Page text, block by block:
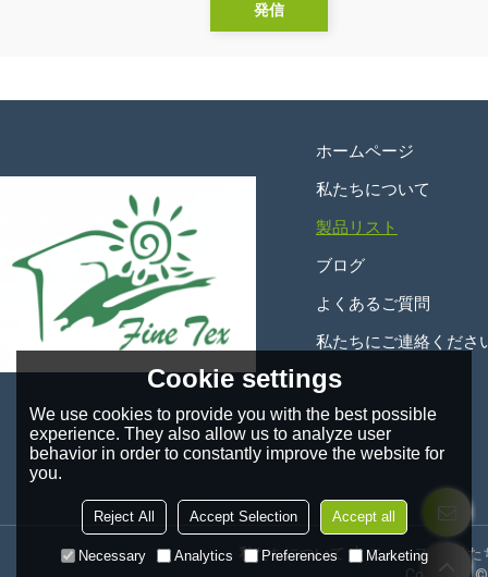
発信
ホームページ
私たちについて
製品リスト
ブログ
よくあるご質問
私たちにご連絡くださ
私たちについて ニュース
私
Cookie settings
We use cookies to provide you with the best possible
experience. They also allow us to analyze user
behavior in order to constantly improve the website for
you.
Reject All Accept Selection Accept all
Necessary Analytics Preferences Marketing